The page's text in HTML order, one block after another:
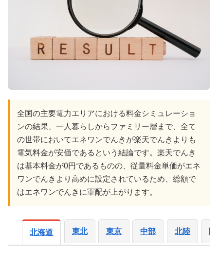
全国の主要電力エリアにおける料金シミュレーショ
ンの結果、一人暮らしからファミリー層まで、全て
の世帯においてエネワンでんきが楽天でんきよりも
電気料金が安価であるという結論です。楽天でんき
は基本料金が0円であるものの、従量料金単価がエネ
ワンでんきより高めに設定されているため、総額で
はエネワンでんきに軍配が上がります。
北海道 東北 東京 中部 北陸